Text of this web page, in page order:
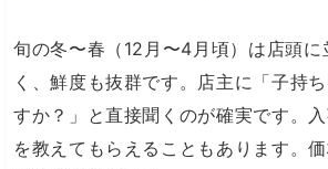
旬の冬〜春（12月〜4月頃）は店頭に
く、鮮度も抜群です。店主に「子持
すか？」と直接聞くのが確実です。
を教えてもらえることもあります。